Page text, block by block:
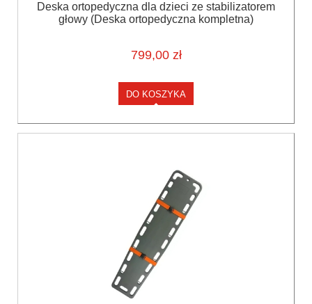
Deska ortopedyczna dla dzieci ze stabilizatorem
głowy (Deska ortopedyczna kompletna)
799,00 zł
DO KOSZYKA